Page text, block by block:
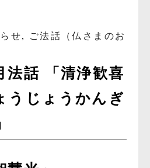
せ,
ご法話（仏さまのお
法話 「清浄歓喜
うじょうかんぎ